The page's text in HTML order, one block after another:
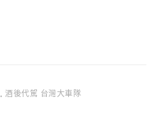
,酒後代駕 台灣大車隊